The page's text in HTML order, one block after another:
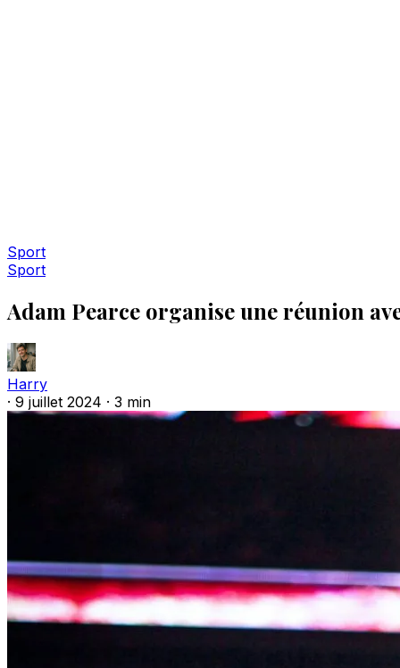
Sport
Sport
Adam Pearce organise une réunion
Harry
· 9 juillet 2024 · 3 min